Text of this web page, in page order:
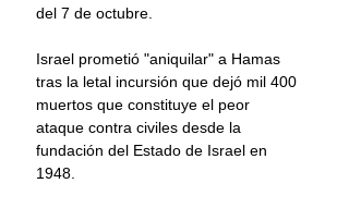
del 7 de octubre.
Israel prometió "aniquilar" a Hamas
tras la letal incursión que dejó mil 400
muertos que constituye el peor
ataque contra civiles desde la
fundación del Estado de Israel en
1948.